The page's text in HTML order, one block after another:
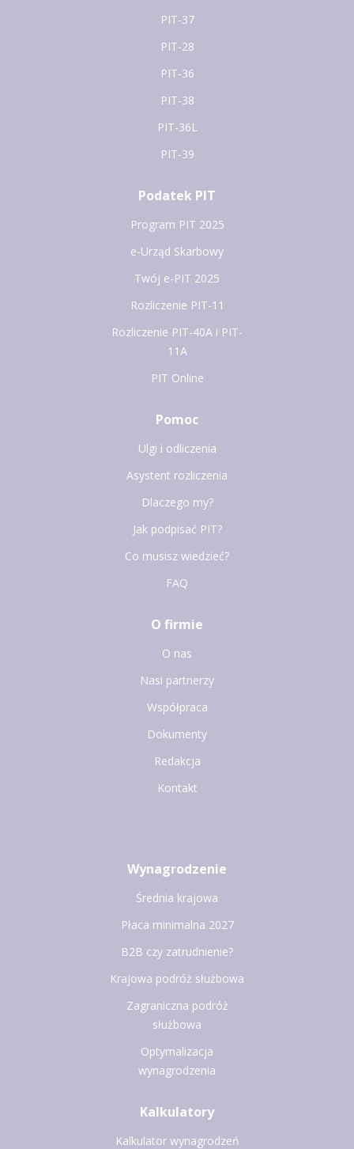
PIT-37
PIT-28
PIT-36
PIT-38
PIT-36L
PIT-39
Podatek PIT
Program PIT 2025
e-Urząd Skarbowy
Twój e-PIT 2025
Rozliczenie PIT-11
Rozliczenie PIT-40A i PIT-
11A
PIT Online
Pomoc
Ulgi i odliczenia
Asystent rozliczenia
Dlaczego my?
Jak podpisać PIT?
Co musisz wiedzieć?
FAQ
O firmie
O nas
Nasi partnerzy
Współpraca
Dokumenty
Redakcja
Kontakt
Wynagrodzenie
Średnia krajowa
Płaca minimalna 2027
B2B czy zatrudnienie?
Krajowa podróż służbowa
Zagraniczna podróż
służbowa
Optymalizacja
wynagrodzenia
Kalkulatory
Kalkulator wynagrodzeń